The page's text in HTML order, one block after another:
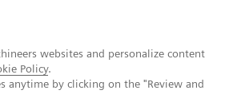
websites and personalize content
Policy.
anytime by clicking on the "Review and